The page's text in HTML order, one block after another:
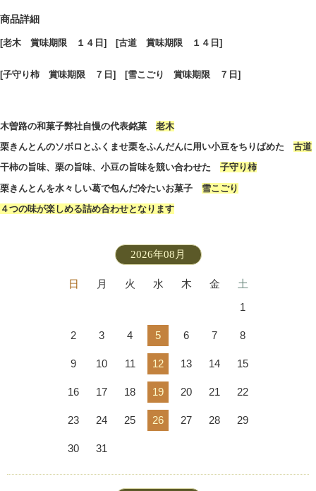
商品詳細
[老木 賞味期限 １４日] [古道 賞味期限 １４日]
[子守り柿 賞味期限 ７日] [雪こごり 賞味期限 ７日]
木曽路の和菓子弊社自慢の代表銘菓 老木
栗きんとんのソボロとふくませ栗をふんだんに用い小豆をちりばめた 古道
干柿の旨味、栗の旨味、小豆の旨味を競い合わせた 子守り柿
栗きんとんを水々しい葛で包んだ冷たいお菓子 雪こごり
４つの味が楽しめる詰め合わせとなります
2026年08月
日 月 火 水 木 金
土
1
2 3 4 5 6 7 8
9 10 11 12 13 14 15
16 17 18 19 20 21 22
23 24 25 26 27 28 29
30 31